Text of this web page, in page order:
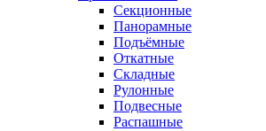
Секционные
Панорамные
Подъёмные
Откатные
Складные
Рулонные
Подвесные
Распашные